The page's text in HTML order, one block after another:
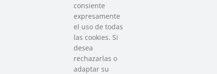
Contacto
info@sareensarea.eu
Iparraguirre, 9 lonja – 48009 Bilbao
946 569 230
consiente
expresamente
el uso de todas
las cookies. Si
desea
rechazarlas o
adaptar su